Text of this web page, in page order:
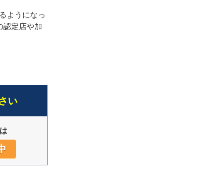
ようになっ
認定店や加
い